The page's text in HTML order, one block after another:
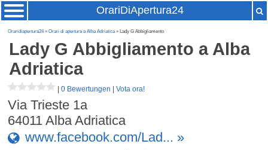
OrariDiApertura24
Oraridiapertura24»Orari di apertura a Alba Adriatica» Lady G Abbigliamento
Lady G Abbigliamento a Alba
Adriatica
|0 Bewertungen |Vota ora!
Via Trieste 1a
64011 Alba Adriatica
www.facebook.com/Lad... »